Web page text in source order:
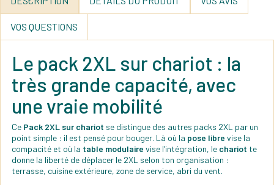
VOS QUESTIONS
Le pack 2XL sur chariot : la
très grande capacité, avec
une vraie mobilité
Ce Pack 2XL sur chariot se distingue des autres packs 2XL par un
point simple : il est pensé pour bouger. Là où la pose libre vise la
compacité et où la table modulaire vise l’intégration, le chariot te
donne la liberté de déplacer le 2XL selon ton organisation :
terrasse, cuisine extérieure, zone de service, abri du vent.